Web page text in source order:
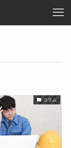
コラム